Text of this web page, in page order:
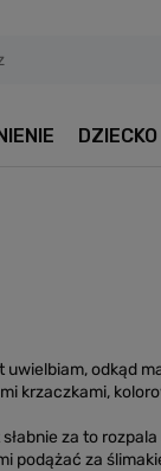
DZIECKO
uwielbiam, odkąd
krzaczkami,
za to
podążać za